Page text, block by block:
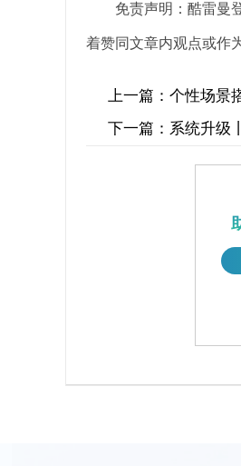
免责声明：酷雷曼
着赞同文章内观点或作
上一篇： 个性场景
下一篇： 系统升级